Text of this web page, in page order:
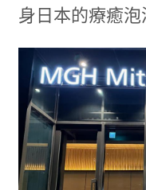
身日本的療癒泡